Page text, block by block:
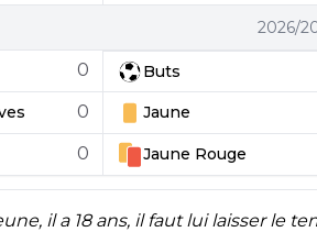
2026/
0 Buts
0 Jaune
0 Jaune Rouge
il a 18 ans, il faut lui laisser le